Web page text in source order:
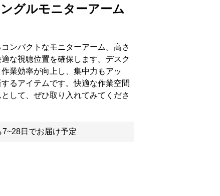
グルモニターアーム
ンパクトなモニターアーム。高さ
な視聴位置を確保します。デスク
業効率が向上し、集中力もアッ
るアイテムです。快適な作業空間
して、ぜひ取り入れてみてくださ
7~28日でお届け予定